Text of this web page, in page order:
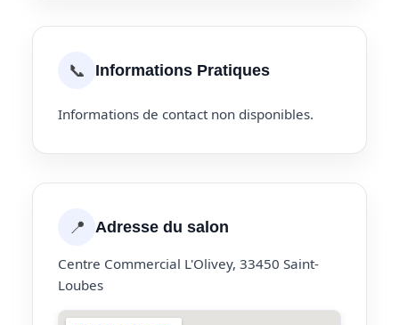
📞 Informations Pratiques
Informations de contact non disponibles.
📍 Adresse du salon
Centre Commercial L'Olivey, 33450 Saint-
Loubes